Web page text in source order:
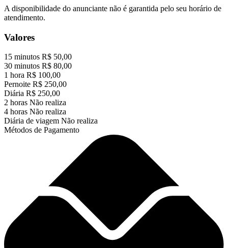
A disponibilidade do anunciante não é garantida pelo seu horário de
atendimento.
Valores
15 minutos R$ 50,00
30 minutos R$ 80,00
1 hora R$ 100,00
Pernoite R$ 250,00
Diária R$ 250,00
2 horas Não realiza
4 horas Não realiza
Diária de viagem Não realiza
Métodos de Pagamento